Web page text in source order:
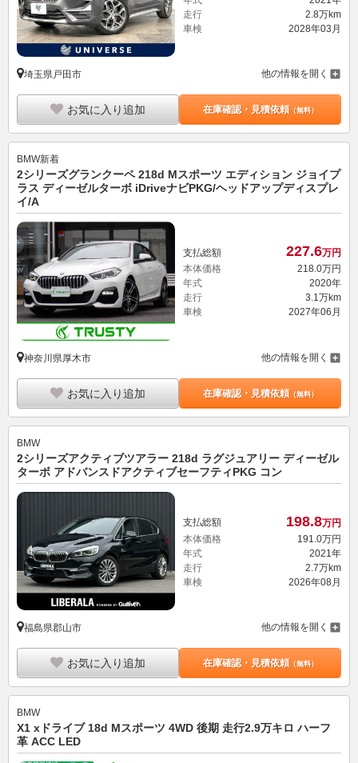
走行
2.8万km
車検
2028年03月
埼玉県戸田市 他の情報を開く
お気に入り追加 在庫確認・見積依頼（無料）
BMW新着
2シリーズグランクーペ 218d Mスポーツ エディション ジョイプ
ラス ディーゼルターボ iDriveナビPKG/ヘッドアップディスプレ
イ/A
支払総額 227.6万円
本体価格
218.0万円
年式
2020年
走行
3.1万km
車検
2027年06月
神奈川県厚木市 他の情報を開く
お気に入り追加 在庫確認・見積依頼（無料）
BMW
2シリーズアクティブツアラー 218d ラグジュアリー ディーゼル
ターボ アドバンスドアクティブセーフティPKG コン
支払総額 198.8万円
本体価格
191. 0万円
年式
2021年
走行
2.7万km
車検
2026年08月
福島県郡山市 他の情報を開く
お気に入り追加 在庫確認・見積依頼（無料）
BMW
X1 xドライブ 18d Mスポーツ 4WD 後期 走行2.9万キロ ハーフ
革 ACC LED